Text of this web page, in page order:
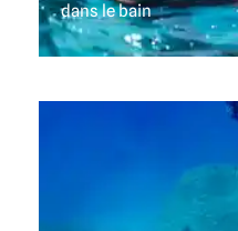
dans le bain